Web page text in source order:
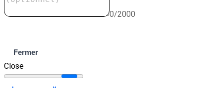
0/2000
Fermer
Close